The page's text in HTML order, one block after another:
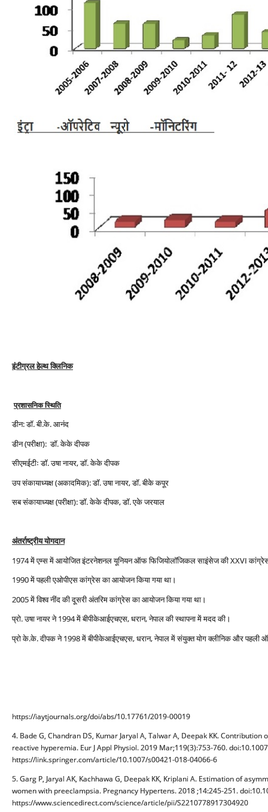
इंटीग्रल हेल्थ क्लिनिक
प्रशासनिक स्थिति
डीन: डॉ. बी.के. आनंद
डीन (परीक्षा): डॉ. केके दीपक
सीएमईटीः डॉ. उषा नायर, डॉ. केके दीपक
उप संकायाध्यक्ष (अकादमिक): डॉ. उषा नायर, डॉ. बीके कपूर
सब संकायाध्यक्ष (परीक्षा): डॉ. केके दीपक, डॉ. एके जरयाल
अंतर्राष्ट्रीय योगदान
1974 में एम्स में आयोजित इंटरनेशनल यूनियन ऑफ फिजियोलॉजिकल साइंसेज की XXVI
1990 में पहली एओपीएस कांग्रेस का आयोजन किया गया था।
2005 में विश्व नींद की दूसरी अंतरिम कांग्रेस का आयोजन किया गया था।
प्रो. उषा नायर ने 1994 में बीपीकेआईएचएस, धरान, नेपाल की स्थापना में मदद की।
प्रो के.के. दीपक ने 1998 में बीपीकेआईएचएस, धरान, नेपाल में संयुक्त योग क्लीनिक और पहली
https://iaytjournals.org/doi/abs/10.17761/2019-00019
4. Bade G, Chandran DS, Kumar Jaryal A, Talwar A, Deepak KK.
reactive hyperemia. Eur J Appl Physiol. 2019 Mar;119(3):753-760.
https://link.springer.com/article/10.1007/s00421-018-04066-6
5. Garg P, Jaryal AK, Kachhawa G, Deepak KK, Kriplani A. Estimation of
women with preeclampsia. Pregnancy Hypertens. 2018 ;14:245-251.
https://www.sciencedirect.com/science/article/pii/S2210778917304920